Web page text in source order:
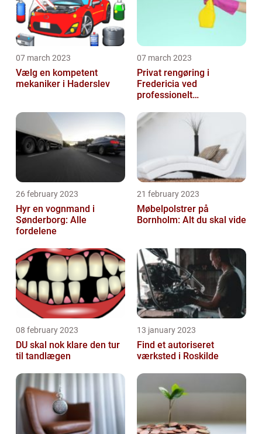
07 march 2023
Vælg en kompetent
mekaniker i Haderslev
07 march 2023
Privat rengøring i
Fredericia ved
professionelt
26 february 2023
Hyr en vognmand i
Sønderborg: Alle
fordelene
21 february 2023
Møbelpolstrer på
Bornholm: Alt du skal vide
08 february 2023
DU skal nok klare den tur
til tandlægen
13 january 2023
Find et autoriseret
værksted i Roskilde